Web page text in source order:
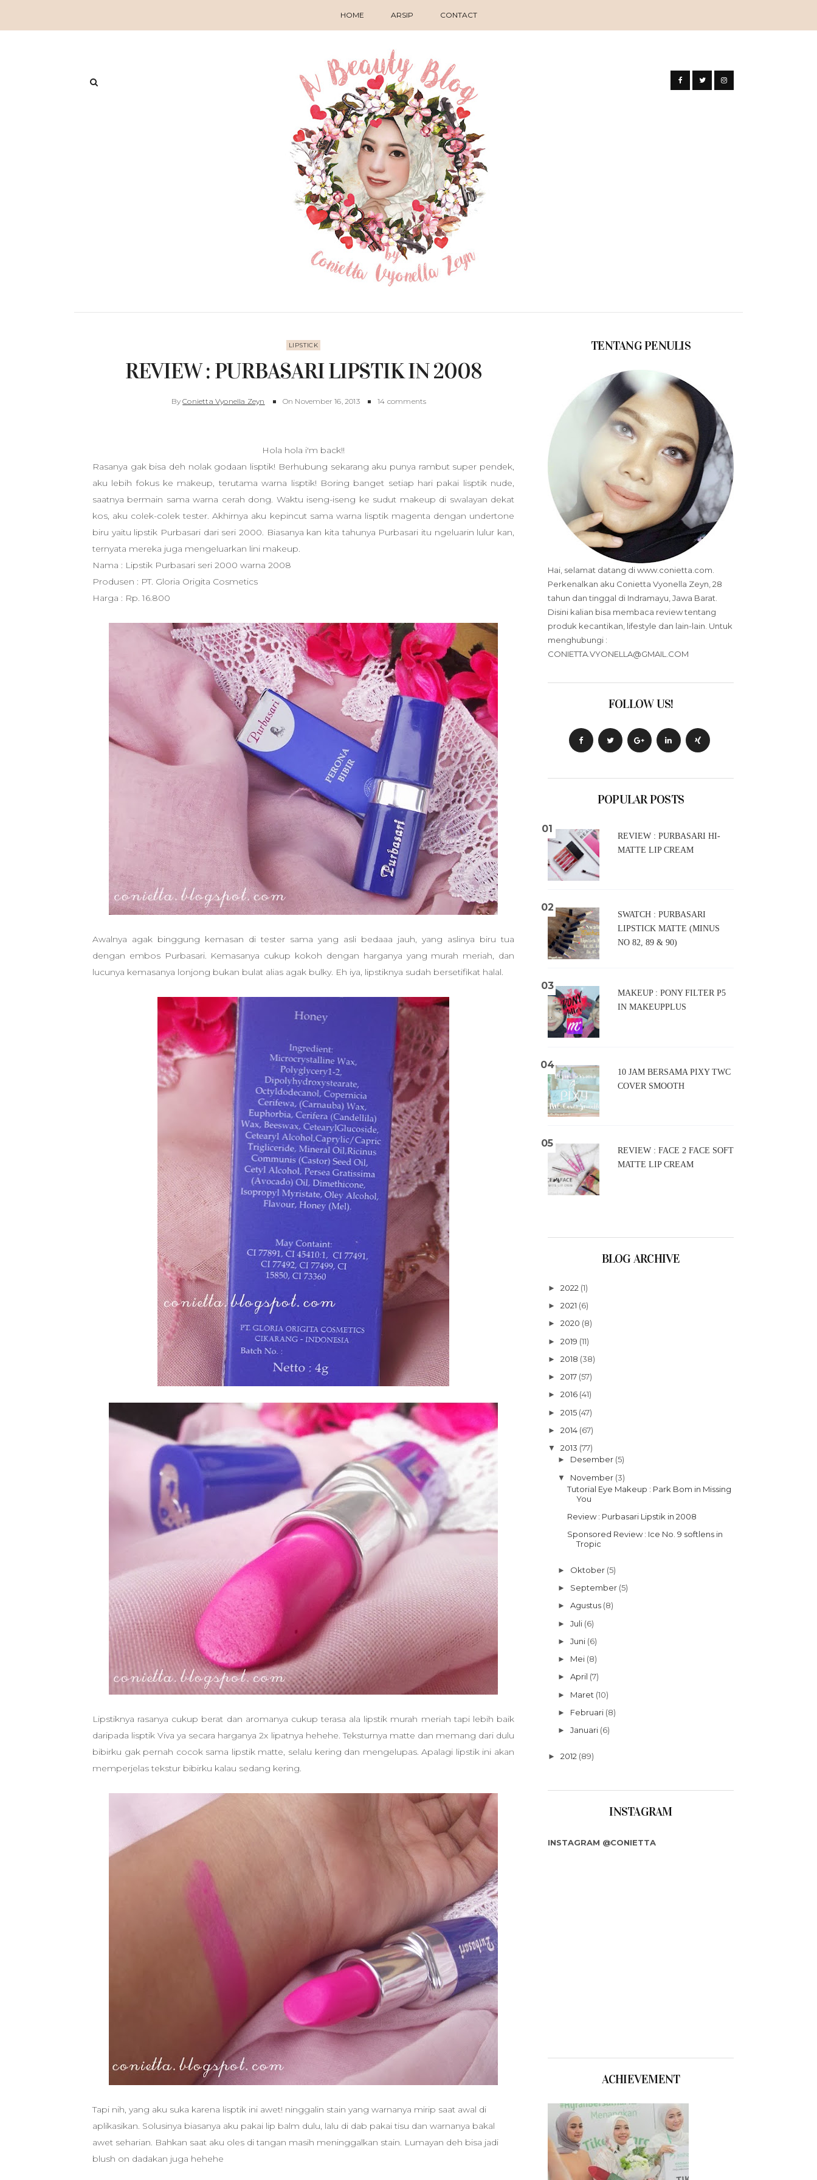
HOME ARSIP CONTACT
LIPSTICK
REVIEW : PURBASARI LIPSTIK IN 2008
By Conietta Vyonella Zeyn On November 16, 2013 14 comments
Hola hola i'm back!!
Rasanya gak bisa deh nolak godaan lisptik! Berhubung sekarang aku punya rambut super pendek,
aku lebih fokus ke makeup, terutama warna lisptik! Boring banget setiap hari pakai lisptik nude,
saatnya bermain sama warna cerah dong. Waktu iseng-iseng ke sudut makeup di swalayan dekat
kos, aku colek-colek tester. Akhirnya aku kepincut sama warna lisptik magenta dengan undertone
biru yaitu lipstik Purbasari dari seri 2000. Biasanya kan kita tahunya Purbasari itu ngeluarin lulur kan,
ternyata mereka juga mengeluarkan lini makeup.
Nama : Lipstik Purbasari seri 2000 warna 2008
Produsen : PT. Gloria Origita Cosmetics
Harga : Rp. 16.800
Awalnya agak binggung kemasan di tester sama yang asli bedaaa jauh, yang aslinya biru tua
dengan embos Purbasari. Kemasanya cukup kokoh dengan harganya yang murah meriah, dan
lucunya kemasanya lonjong bukan bulat alias agak bulky. Eh iya, lipstiknya sudah bersetifikat halal.
Lipstiknya rasanya cukup berat dan aromanya cukup terasa ala lipstik murah meriah tapi lebih baik
daripada lisptik Viva ya secara harganya 2x lipatnya hehehe. Teksturnya matte dan memang dari dulu
bibirku gak pernah cocok sama lipstik matte, selalu kering dan mengelupas. Apalagi lipstik ini akan
memperjelas tekstur bibirku kalau sedang kering.
Tapi nih, yang aku suka karena lisptik ini awet! ninggalin stain yang warnanya mirip saat awal di
aplikasikan. Solusinya biasanya aku pakai lip balm dulu, lalu di dab pakai tisu dan warnanya bakal
awet seharian. Bahkan saat aku oles di tangan masih meninggalkan stain. Lumayan deh bisa jadi
blush on dadakan juga hehehe
TENTANG PENULIS
Hai, selamat datang di www.conietta.com.
Perkenalkan aku Conietta Vyonella Zeyn, 28
tahun dan tinggal di Indramayu, Jawa Barat.
Disini kalian bisa membaca review tentang
produk kecantikan, lifestyle dan lain-lain. Untuk
menghubungi :
CONIETTA.VYONELLA@GMAIL.COM
FOLLOW US!
POPULAR POSTS
REVIEW : PURBASARI HI-
MATTE LIP CREAM
SWATCH : PURBASARI
LIPSTICK MATTE (MINUS
NO 82, 89 & 90)
MAKEUP : PONY FILTER P5
IN MAKEUPPLUS
10 JAM BERSAMA PIXY TWC
COVER SMOOTH
REVIEW : FACE 2 FACE SOFT
MATTE LIP CREAM
BLOG ARCHIVE
► 2022 (1)
► 2021 (6)
► 2020 (8)
► 2019 (11)
► 2018 (38)
► 2017 (57)
► 2016 (41)
► 2015 (47)
► 2014 (67)
▼ 2013 (77)
► Desember (5)
▼ November (3)
Tutorial Eye Makeup : Park Bom in Missing
You
Review : Purbasari Lipstik in 2008
Sponsored Review : Ice No. 9 softlens in
Tropic
► Oktober (5)
► September (5)
► Agustus (8)
► Juli (6)
► Juni (6)
► Mei (8)
► April (7)
► Maret (10)
► Februari (8)
► Januari (6)
► 2012 (89)
INSTAGRAM
INSTAGRAM @CONIETTA
ACHIEVEMENT